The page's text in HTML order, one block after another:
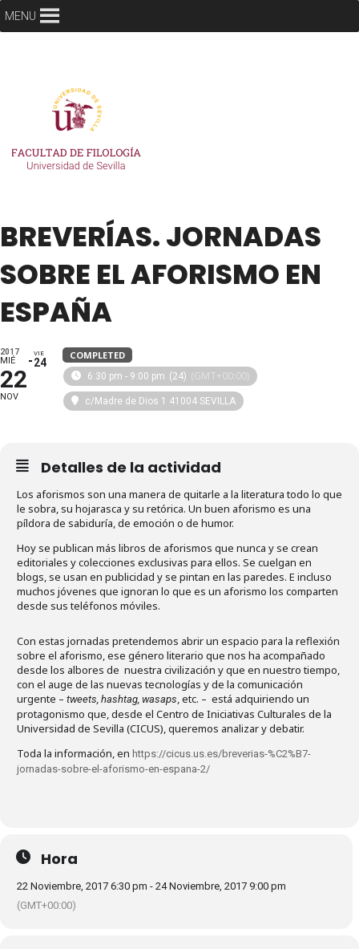
MENU
BREVERÍAS. JORNADAS
SOBRE EL AFORISMO EN
ESPAÑA
2017
MIÉ
22
NOV
VIE
24
COMPLETED
6:30 pm - 9:00 pm (24) (GMT+00:00)
c/Madre de Dios 1 41004 SEVILLA
Detalles de la actividad
Los aforismos son una manera de quitarle a la literatura todo lo que
le sobra, su hojarasca y su retórica. Un buen aforismo es una
píldora de sabiduría, de emoción o de humor.
Hoy se publican más libros de aforismos que nunca y se crean
editoriales y colecciones exclusivas para ellos. Se cuelgan en
blogs, se usan en publicidad y se pintan en las paredes. E incluso
muchos jóvenes que ignoran lo que es un aforismo los comparten
desde sus teléfonos móviles.
Con estas jornadas pretendemos abrir un espacio para la reflexión
sobre el aforismo, ese género literario que nos ha acompañado
desde los albores de nuestra civilización y que en nuestro tiempo,
con el auge de las nuevas tecnologías y de la comunicación
urgente – tweets, hashtag, wasaps, etc. – está adquiriendo un
protagonismo que, desde el Centro de Iniciativas Culturales de la
Universidad de Sevilla (CICUS), queremos analizar y debatir.
Toda la información, en https://cicus.us.es/breverias-%C2%B7-
jornadas-sobre-el-aforismo-en-espana-2/
Hora
22 Noviembre, 2017 6:30 pm - 24 Noviembre, 2017 9:00 pm
(GMT+00:00)